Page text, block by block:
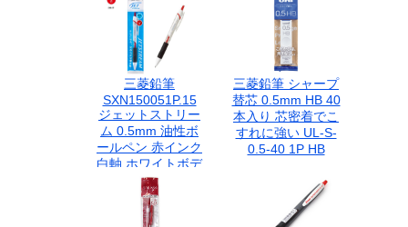
三菱鉛筆
SXN150051P.15
ジェットストリー
ム 0.5mm 油性ボ
ールペン 赤インク
白軸 ホワイトボデ
ィ なめらか 速乾
低摩擦インク 事務
用品 1本入 看護師
三菱鉛筆 シャープ
替芯 0.5mm HB 40
本入り 芯密着でこ
すれに強い UL-S-
0.5-40 1P HB